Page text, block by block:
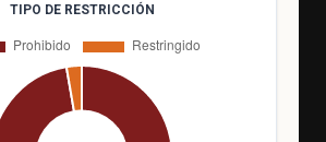
TIPO DE RESTRICCIÓN